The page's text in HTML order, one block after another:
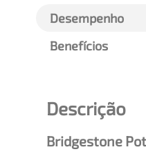
Desempenho
Benefícios
Descrição
Bridgestone